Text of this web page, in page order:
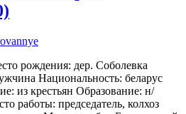
рождения: дер. Соболевка
Национальность: беларус
из крестьян Образование: н/
работы: председатель, колхоз